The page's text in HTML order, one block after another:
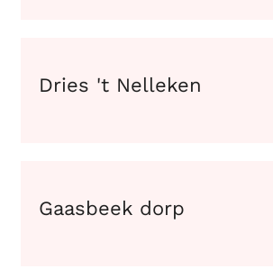
Dries 't Nelleken
Gaasbeek dorp